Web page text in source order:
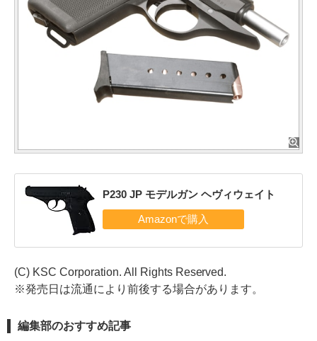
P230 JP モデルガン ヘヴィウェイト
(C) KSC Corporation. All Rights Reserved.
※発売日は流通により前後する場合があります。
編集部のおすすめ記事